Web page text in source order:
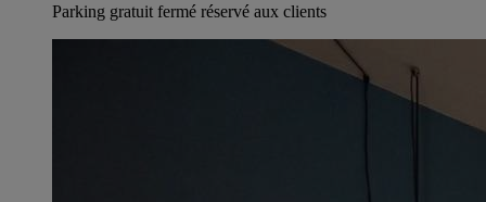
Parking gratuit fermé réservé aux clients